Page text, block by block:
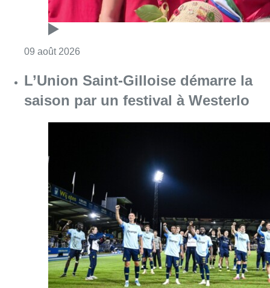
09 août 2026 Consulter l'article "L’Union Saint-Gilloise
Un nouveau club de MMA ouvre
ses portes à Evere : “C’est pas
comme on voit à la télé”